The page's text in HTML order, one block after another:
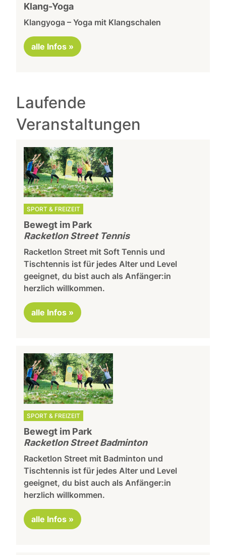
Klang-Yoga
Klangyoga – Yoga mit Klangschalen
alle Infos »
Laufende
Veranstaltungen
SPORT & FREIZEIT
Bewegt im Park
Racketlon Street Tennis
Racketlon Street mit Soft Tennis und
Tischtennis ist für jedes Alter und Level
geeignet, du bist auch als Anfänger:in
herzlich willkommen.
alle Infos »
SPORT & FREIZEIT
Bewegt im Park
Racketlon Street Badminton
Racketlon Street mit Badminton und
Tischtennis ist für jedes Alter und Level
geeignet, du bist auch als Anfänger:in
herzlich willkommen.
alle Infos »